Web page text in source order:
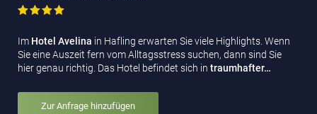
Im Hotel Avelina in Hafling erwarten Sie viele Highlights. Wenn
Sie eine Auszeit fern vom Alltagsstress suchen, dann sind Sie
hier genau richtig. Das Hotel befindet sich in traumhafter…
Zur Anfrage hinzufügen